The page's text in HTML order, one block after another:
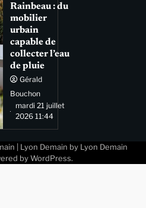
Rainbeau : du
mobilier
urbain
capable de
collecter l’eau
de pluie
Gérald
Bouchon
mardi 21 juillet
2026 11:44
| Lyon Demain by Lyon Demain
byWordPress.